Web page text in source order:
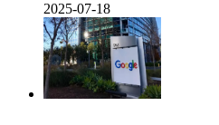
2025-07-18